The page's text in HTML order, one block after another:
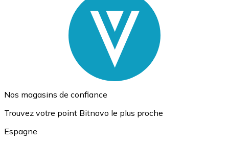
Nos magasins de confiance
Trouvez votre point Bitnovo le plus proche
Espagne